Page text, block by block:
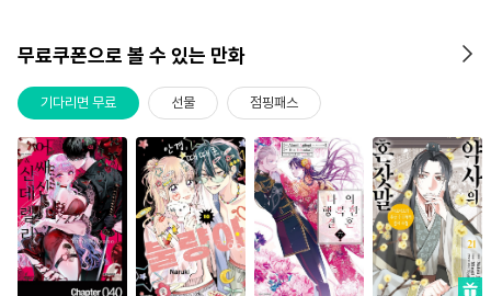
무료쿠폰으로 볼 수 있는 만화
기다리면 무료 선물 점핑패스